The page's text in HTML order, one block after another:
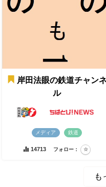
岸田法眼の鉄道チャンネ
ル
メディア 鉄道
14713 フォロー：
も